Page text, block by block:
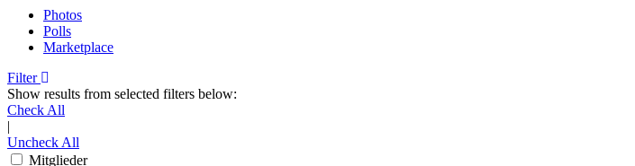
Photos
Polls
Marketplace
Filter
Show results from selected filters below:
Check All
|
Uncheck All
Mitglieder